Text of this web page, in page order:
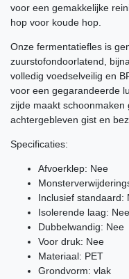
voor een gemakkelijke
hop voor koude hop.
Onze fermentatiefles is
zuurstofondoorlatend,
volledig voedselveilig en
voor een gegarandeerde
zijde maakt
achtergebleven gist en
Specificaties:
Afvoerklep: Nee
Inclusief standaard:
Isolerende laag: Nee
Dubbelwandig: Nee
Voor druk: Nee
Materiaal: PET
Grondvorm: vlak